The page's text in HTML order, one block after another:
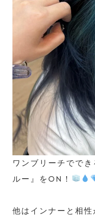
ワンブリーチでで
ルー』をON！
他はインナーと相